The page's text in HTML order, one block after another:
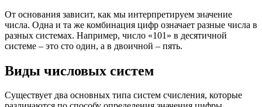
От основания зависит, как мы интерпретируем значение
числа. Одна и та же комбинация цифр означает разные числа в
разных системах. Например, число «101» в десятичной
системе – это сто один, а в двоичной – пять.
Виды числовых систем
Существует два основных типа систем счисления, которые